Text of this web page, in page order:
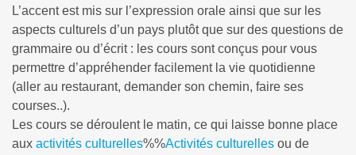
L’accent est mis sur l’expression orale ainsi que sur les
aspects culturels d’un pays plutôt que sur des questions de
grammaire ou d’écrit : les cours sont conçus pour vous
permettre d’appréhender facilement la vie quotidienne
(aller au restaurant, demander son chemin, faire ses
courses..).
Les cours se déroulent le matin, ce qui laisse bonne place
aux activités culturelles%%Activités culturelles ou de